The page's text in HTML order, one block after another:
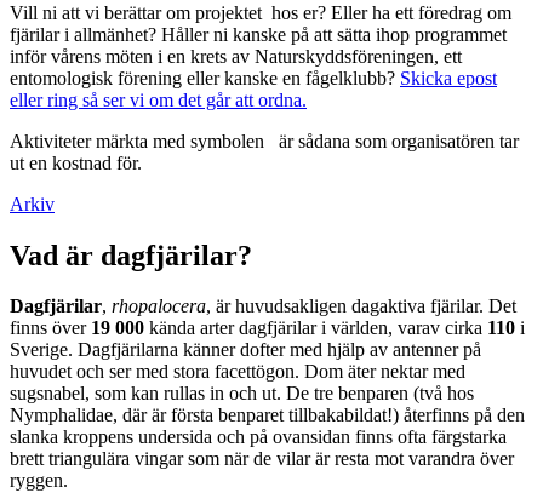
Vill ni att vi berättar om projektet hos er? Eller ha ett föredrag om
fjärilar i allmänhet? Håller ni kanske på att sätta ihop programmet
inför vårens möten i en krets av Naturskyddsföreningen, ett
entomologisk förening eller kanske en fågelklubb? Skicka epost
eller ring så ser vi om det går att ordna.
Aktiviteter märkta med symbolen
är sådana som organisatören tar
ut en kostnad för.
Arkiv
Vad är dagfjärilar?
Dagfjärilar, rhopalocera, är huvudsakligen dagaktiva fjärilar. Det
finns över 19 000 kända arter dagfjärilar i världen, varav cirka 110 i
Sverige. Dagfjärilarna känner dofter med hjälp av antenner på
huvudet och ser med stora facettögon. Dom äter nektar med
sugsnabel, som kan rullas in och ut. De tre benparen (två hos
Nymphalidae, där är första benparet tillbakabildat!) återfinns på den
slanka kroppens undersida och på ovansidan finns ofta färgstarka
brett triangulära vingar som när de vilar är resta mot varandra över
ryggen.